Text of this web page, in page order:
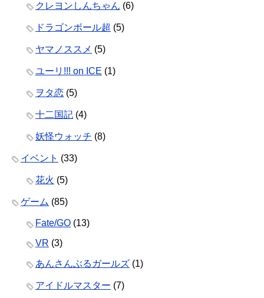
クレヨンしんちゃん (6)
ドラゴンボール超 (5)
ヤマノススメ (5)
ユーリ!!! on ICE (1)
ヲタ恋 (5)
十二国記 (4)
妖怪ウォッチ (8)
イベント (33)
花火 (5)
ゲーム (85)
Fate/GO (13)
VR (3)
あんさんぶるガールズ (1)
アイドルマスター (7)